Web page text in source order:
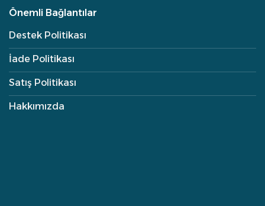
Önemli Bağlantılar
Destek Politikası
İade Politikası
Satış Politikası
Hakkımızda